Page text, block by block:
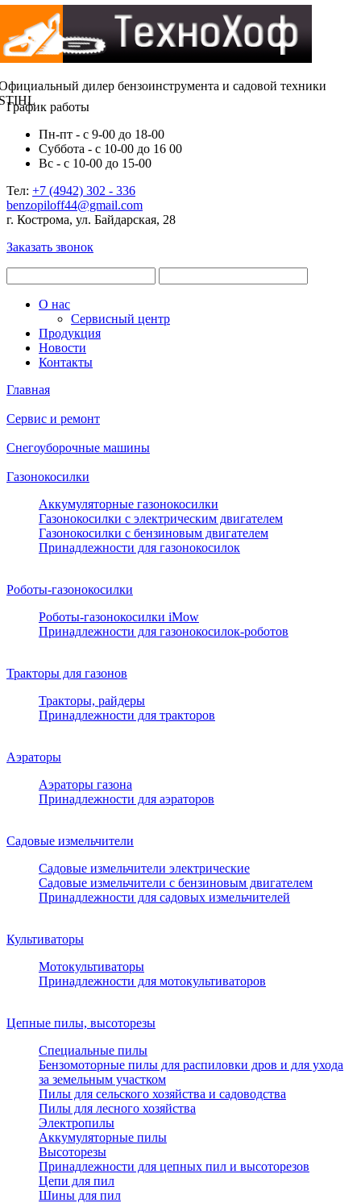
дилер бензоинструмента и садовой техники
График работы
Пн-пт - с 9-00 до 18-00
Суббота - с 10-00 до 16 00
Вс - с 10-00 до 15-00
Тел: +7 (4942) 302 - 336
benzopiloff44@gmail.com
г. Кострома, ул. Байдарская, 28
Заказать звонок
О нас
Сервисный центр
Продукция
Новости
Контакты
Главная
Сервис и ремонт
Снегоуборочные машины
Газонокосилки
Аккумуляторные газонокосилки
Газонокосилки с электрическим двигателем
Газонокосилки с бензиновым двигателем
Принадлежности для газонокосилок
Роботы-газонокосилки
Роботы-газонокосилки iMow
Принадлежности для газонокосилок-роботов
Тракторы для газонов
Тракторы, райдеры
Принадлежности для тракторов
Аэраторы
Аэраторы газона
Принадлежности для аэраторов
Садовые измельчители
Садовые измельчители электрические
Садовые измельчители с бензиновым двигателем
Принадлежности для садовых измельчителей
Культиваторы
Мотокультиваторы
Принадлежности для мотокультиваторов
Цепные пилы, высоторезы
Специальные пилы
Бензомоторные пилы для распиловки дров и для ухода
за земельным участком
Пилы для сельского хозяйства и садоводства
Пилы для лесного хозяйства
Электропилы
Аккумуляторные пилы
Высоторезы
Принадлежности для цепных пил и высоторезов
Цепи для пил
Шины для пил